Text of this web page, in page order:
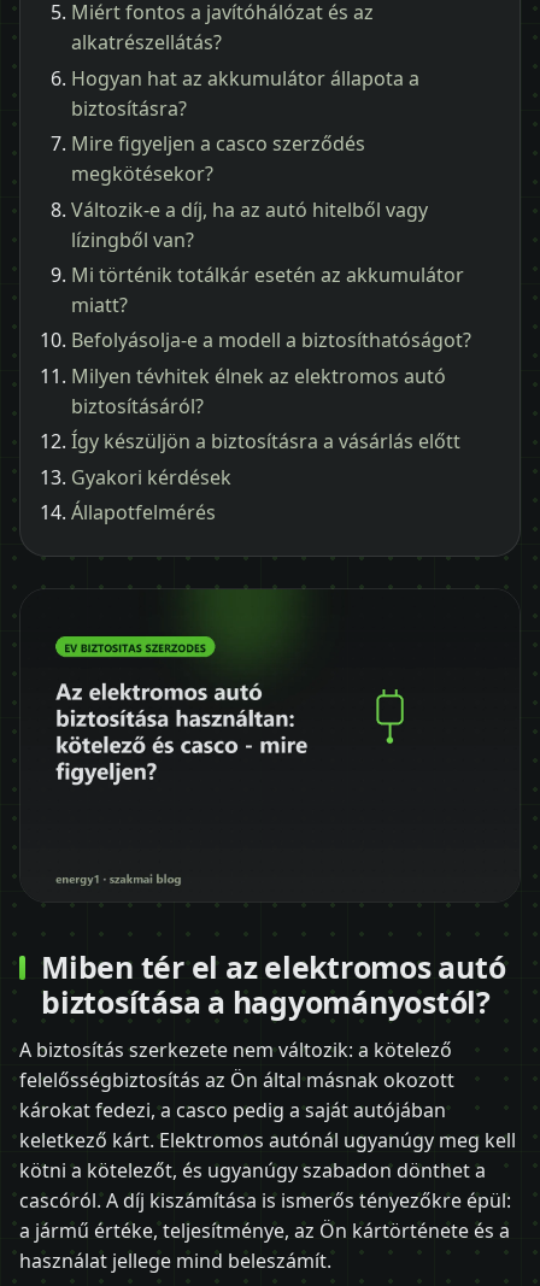
Miért fontos a javítóhálózat és az
alkatrészellátás?
Hogyan hat az akkumulátor állapota a
biztosításra?
Mire figyeljen a casco szerződés
megkötésekor?
Változik-e a díj, ha az autó hitelből vagy
lízingből van?
Mi történik totálkár esetén az akkumulátor
miatt?
Befolyásolja-e a modell a biztosíthatóságot?
Milyen tévhitek élnek az elektromos autó
biztosításáról?
Így készüljön a biztosításra a vásárlás előtt
Gyakori kérdések
Állapotfelmérés
Miben tér el az elektromos autó
biztosítása a hagyományostól?
A biztosítás szerkezete nem változik: a kötelező
felelősségbiztosítás az Ön által másnak okozott
károkat fedezi, a casco pedig a saját autójában
keletkező kárt. Elektromos autónál ugyanúgy meg kell
kötni a kötelezőt, és ugyanúgy szabadon dönthet a
cascóról. A díj kiszámítása is ismerős tényezőkre épül:
a jármű értéke, teljesítménye, az Ön kártörténete és a
használat jellege mind beleszámít.